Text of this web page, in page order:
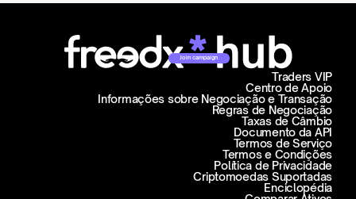
Join campaign
Centro de Apoio
Informações sobre Negociação e Transação
Traders VIP
Regras de Negociação
Taxas de Câmbio
Documento da API
Termos de Serviço
Termos e Condições
Política de Privacidade
Criptomoedas Suportadas
Enciclopédia